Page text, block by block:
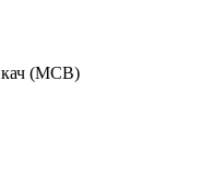
(MCB)